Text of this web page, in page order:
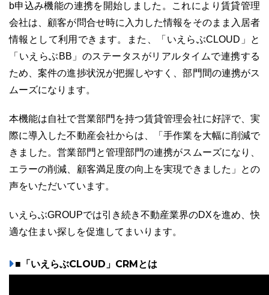
03-6689-1791
b申込み機能の連携を開始しました。これにより賃貸管理
会社は、顧客が問合せ時に入力した情報をそのまま入居者
情報として利用できます。また、「いえらぶCLOUD」と
「いえらぶBB」のステータスがリアルタイムで連携する
ため、案件の進捗状況が把握しやすく、部門間の連携がス
ムーズになります。
本機能は自社で営業部門を持つ賃貸管理会社に好評で、実
際に導入した不動産会社からは、「手作業を大幅に削減で
きました。営業部門と管理部門の連携がスムーズになり、
エラーの削減、顧客満足度の向上を実現できました」との
声をいただいています。
いえらぶGROUPでは引き続き不動産業界のDXを進め、快
適な住まい探しを促進してまいります。
■「いえらぶCLOUD」CRMとは